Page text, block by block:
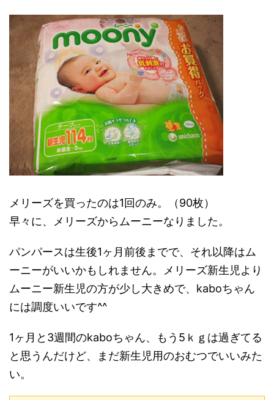
メリーズを買ったのは1回のみ。（90枚）
早々に、メリーズからムーニーなりました。
パンパースは生後1ヶ月前後までで、それ以降はム
ーニーがいいかもしれません。メリーズ新生児より
ムーニー新生児の方が少し大きめで、kaboちゃん
には調度いいです^^
1ヶ月と3週間のkaboちゃん、もう5ｋｇは過ぎてる
と思うんだけど、まだ新生児用のおむつでいいみた
い。